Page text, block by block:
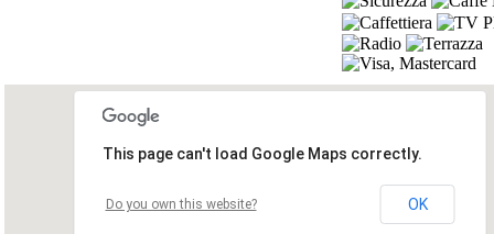
This page can't load Google Maps correctly.
Do you own this website? OK